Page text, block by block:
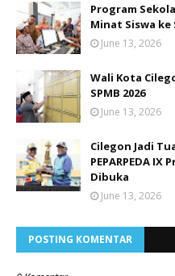
Program
Minat Siswa ke
June 13, 2026
Wali Kota
SPMB 2026
June 13, 2026
Cilegon Jadi
PEPARPEDA IX
Dibuka
June 13, 2026
POSTING KOMENTAR